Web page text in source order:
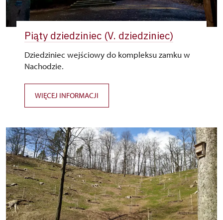
Piąty dziedziniec (V. dziedziniec)
Dziedziniec wejściowy do kompleksu zamku w
Nachodzie.
WIĘCEJ INFORMACJI